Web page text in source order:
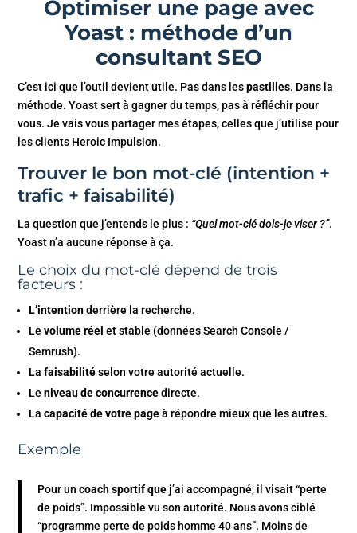
Optimiser une page avec
Yoast : méthode d’un
consultant SEO
C’est ici que l’outil devient utile. Pas dans lespastilles. Dans la
méthode. Yoast sert à gagner du temps, pas à réfléchir pour
vous. Je vais vous partager mes étapes, celles que j’utilise pour
les clients Heroic Impulsion.
Trouver le bon mot-clé (intention +
trafic + faisabilité)
La question que j’entends le plus : “Quel mot-clé dois-je viser ?”.
Yoast n’a aucune réponse à ça.
Le choix du mot-clé dépend de trois
facteurs :
L’intentionderrière la recherche.
Levolume réel et stable (données Search Console /
Semrush).
Lafaisabilitéselon votre autorité actuelle.
Leniveau de concurrencedirecte.
Lacapacité de votre pageà répondre mieux que les autres.
Exemple
Pour uncoach sportif que j’ai accompagné, il visait “perte
de poids”. Impossible vu son autorité. Nous avons ciblé
“programme perte de poids homme 40 ans”. Moins de